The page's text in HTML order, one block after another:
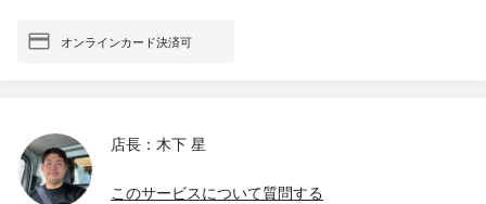
オンラインカード決済可
店長：木下 星
このサービスについて質問する